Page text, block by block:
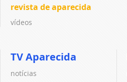
revista de aparecida
vídeos
TV Aparecida
notícias